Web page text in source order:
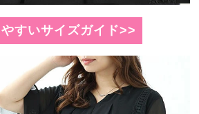
すいサイズガイド>>